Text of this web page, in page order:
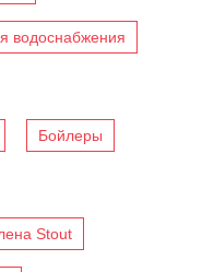
водоснабжения
Бойлеры
Stout